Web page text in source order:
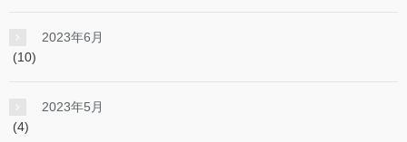
2023年6月
(10)
2023年5月
(4)